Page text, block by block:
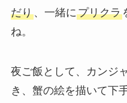
だり、一緒にプリクラ
ね。
夜ご飯として、カンジ
き、蟹の絵を描いて下